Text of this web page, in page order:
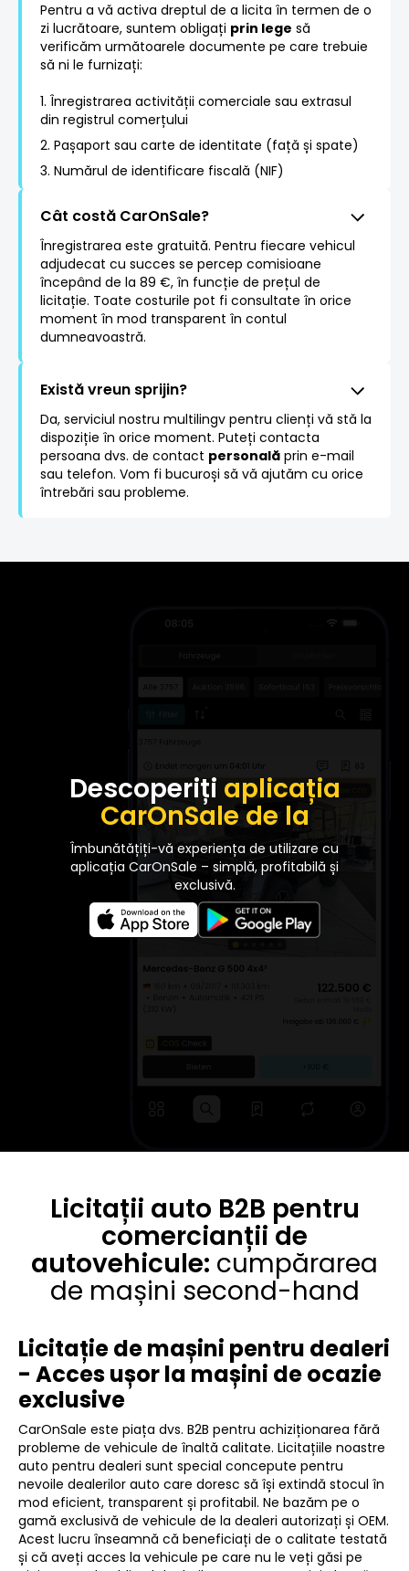
Pentru a vă activa dreptul de a licita în termen de o
zi lucrătoare, suntem obligați prin lege să
verificăm următoarele documente pe care trebuie
să ni le furnizați:
1. Înregistrarea activității comerciale sau extrasul
din registrul comerțului
2. Pașaport sau carte de identitate (față și spate)
3. Numărul de identificare fiscală (NIF)
Cât costă CarOnSale?
Înregistrarea este gratuită. Pentru fiecare vehicul
adjudecat cu succes se percep comisioane
începând de la 89 €, în funcție de prețul de
licitație. Toate costurile pot fi consultate în orice
moment în mod transparent în contul
dumneavoastră.
Există vreun sprijin?
Da, serviciul nostru multilingv pentru clienți vă stă la
dispoziție în orice moment. Puteți contacta
persoana dvs. de contact personală prin e-mail
sau telefon. Vom fi bucuroși să vă ajutăm cu orice
întrebări sau probleme.
Descoperiți aplicația
CarOnSale de la
Îmbunătățiți-vă experiența de utilizare cu
aplicația CarOnSale – simplă, profitabilă și
exclusivă.
Licitații auto B2B pentru
comercianții de
autovehicule: cumpărarea
de mașini second-hand
Licitație de mașini pentru dealeri
- Acces ușor la mașini de ocazie
exclusive
CarOnSale este piața dvs. B2B pentru achiziționarea fără
probleme de vehicule de înaltă calitate. Licitațiile noastre
auto pentru dealeri sunt special concepute pentru
nevoile dealerilor auto care doresc să își extindă stocul în
mod eficient, transparent și profitabil. Ne bazăm pe o
gamă exclusivă de vehicule de la dealeri autorizați și OEM.
Acest lucru înseamnă că beneficiați de o calitate testată
și că aveți acces la vehicule pe care nu le veți găsi pe